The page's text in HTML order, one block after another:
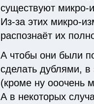
существуют микро-
Из-за этих микро-
распознаёт их
А чтобы они были
сделать дублями, в
(кроме ну ооочень
А в некоторых